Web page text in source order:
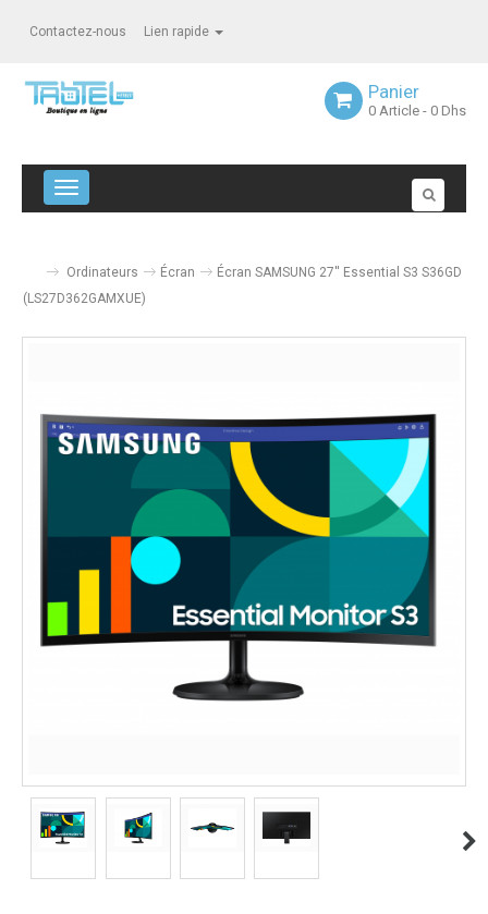
Contactez-nous Lien rapide
Panier
0 Article - 0 Dhs
Navigation bascule
Ordinateurs Écran
Écran SAMSUNG 27'' Essential S3 S36GD
(LS27D362GAMXUE)